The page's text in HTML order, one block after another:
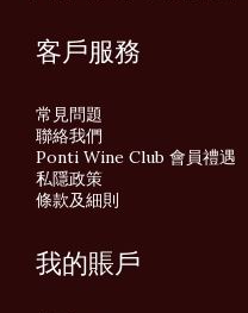
客戶服務
常見問題
聯絡我們
Ponti Wine Club 會員禮遇
私隱政策
條款及細則
我的賬戶